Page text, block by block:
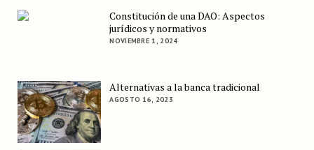
Constitución de una DAO: Aspectos
jurídicos y normativos
NOVIEMBRE 1, 2024
Alternativas a la banca tradicional
AGOSTO 16, 2023